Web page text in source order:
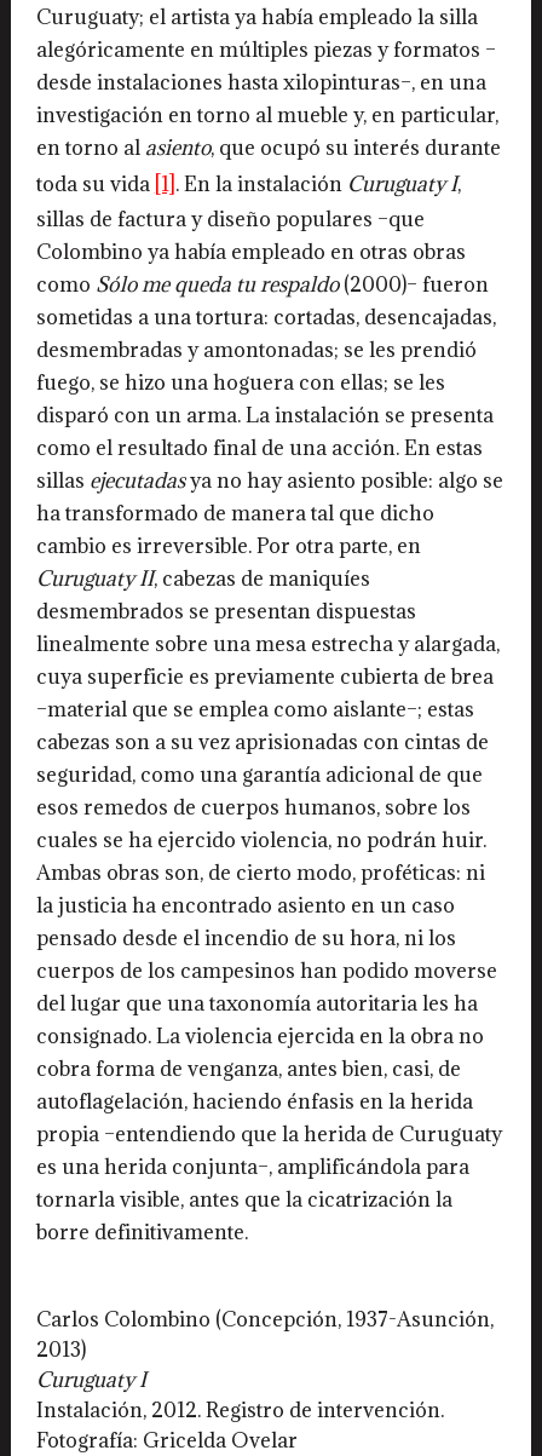
Curuguaty; el artista ya había empleado la silla
alegóricamente en múltiples piezas y formatos –
desde instalaciones hasta xilopinturas–, en una
investigación en torno al mueble y, en particular,
en torno al asiento, que ocupó su interés durante
toda su vida [1] . En la instalación Curuguaty I,
sillas de factura y diseño populares –que
Colombino ya había empleado en otras obras
como Sólo me queda tu respaldo(2000)– fueron
sometidas a una tortura: cortadas, desencajadas,
desmembradas y amontonadas; se les prendió
fuego, se hizo una hoguera con ellas; se les
disparó con un arma. La instalación se presenta
como el resultado final de una acción. En estas
sillas ejecutadasya no hay asiento posible: algo se
ha transformado de manera tal que dicho
cambio es irreversible. Por otra parte, en
Curuguaty II, cabezas de maniquíes
desmembrados se presentan dispuestas
linealmente sobre una mesa estrecha y alargada,
cuya superficie es previamente cubierta de brea
–material que se emplea como aislante–; estas
cabezas son a su vez aprisionadas con cintas de
seguridad, como una garantía adicional de que
esos remedos de cuerpos humanos, sobre los
cuales se ha ejercido violencia, no podrán huir.
Ambas obras son, de cierto modo, proféticas: ni
la justicia ha encontrado asiento en un caso
pensado desde el incendio de su hora, ni los
cuerpos de los campesinos han podido moverse
del lugar que una taxonomía autoritaria les ha
consignado. La violencia ejercida en la obra no
cobra forma de venganza, antes bien, casi, de
autoflagelación, haciendo énfasis en la herida
propia –entendiendo que la herida de Curuguaty
es una herida conjunta–, amplificándola para
tornarla visible, antes que la cicatrización la
borre definitivamente.
Carlos Colombino (Concepción, 1937-Asunción,
2013)
Curuguaty I
Instalación, 2012. Registro de intervención.
Fotografía: Gricelda Ovelar